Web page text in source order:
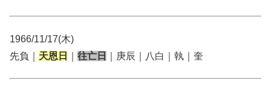
1966/11/17(木)
先負｜ 天恩日 往亡日 ｜庚辰｜八白｜執｜奎